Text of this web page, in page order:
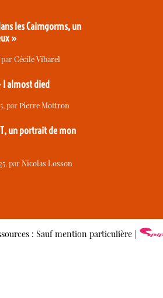
les Cairngorms, un
»
parCécile Vibarel
I almost died
, parPierre Mottron
un portrait de mon
, parNicolas Losson
: Sauf mention particulière |